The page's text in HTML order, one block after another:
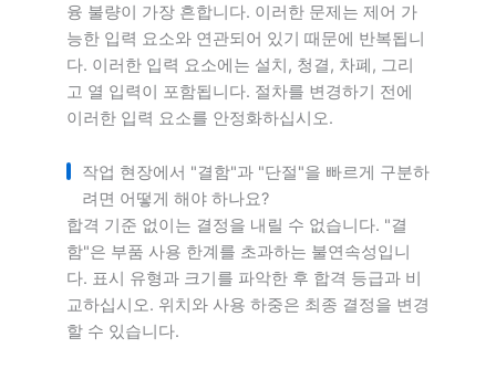
융 불량이 가장 흔합니다. 이러한 문제는 제어 가
능한 입력 요소와 연관되어 있기 때문에 반복됩니
다. 이러한 입력 요소에는 설치, 청결, 차폐, 그리
고 열 입력이 포함됩니다. 절차를 변경하기 전에
이러한 입력 요소를 안정화하십시오.
작업 현장에서 "결함"과 "단절"을 빠르게 구분하
려면 어떻게 해야 하나요?
합격 기준 없이는 결정을 내릴 수 없습니다. "결
함"은 부품 사용 한계를 초과하는 불연속성입니
다. 표시 유형과 크기를 파악한 후 합격 등급과 비
교하십시오. 위치와 사용 하중은 최종 결정을 변경
할 수 있습니다.